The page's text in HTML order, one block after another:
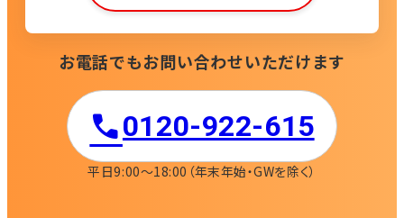
お電話でもお問い合わせいただけます
0120-922-615​
平日9:00〜18:00 （年末年始・GWを除く）